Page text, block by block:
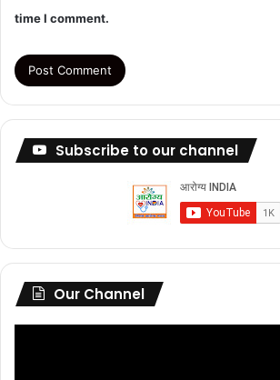
time I comment.
Subscribe to our channel
Our Channel